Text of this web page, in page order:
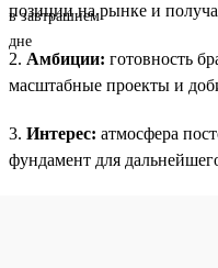
позиции на рынке и
2. Амбиции: готовность
масштабные проекты и
3. Интерес: атмосфера
фундамент для